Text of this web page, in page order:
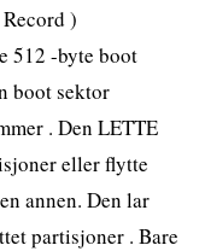
)
512 -byte boot
boot sektor
. Den LETTE
eller flytte
annen. Den lar
partisjoner . Bare